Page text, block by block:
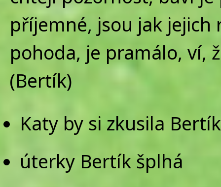
příjemné, jsou jak
pohoda, je pramálo, ví,
(Bertík)
Katy by si zkusila
úterky Bertík šplhá